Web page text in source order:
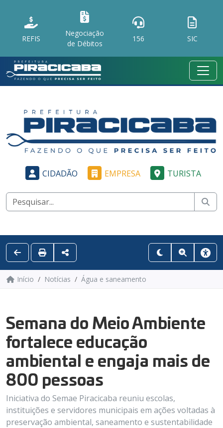
REFIS
Negociação
de Débitos
156 SIC
CIDADÃO EMPRESA TURISTA
Início Notícias Água e saneamento
Semana do Meio Ambiente
fortalece educação
ambiental e engaja mais de
800 pessoas
Iniciativa do Semae Piracicaba reuniu escolas,
instituições e servidores municipais em ações voltadas à
preservação ambiental, saneamento e sustentabilidade